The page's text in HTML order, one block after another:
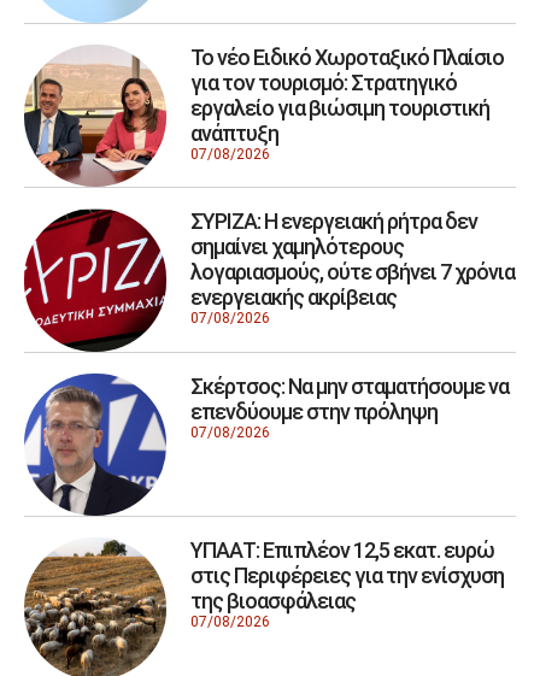
Το νέο Ειδικό Χωροταξικό Πλαίσιο
για τον τουρισμό: Στρατηγικό
εργαλείο για βιώσιμη τουριστική
ανάπτυξη
07/08/2026
ΣΥΡΙΖΑ: Η ενεργειακή ρήτρα δεν
σημαίνει χαμηλότερους
λογαριασμούς, ούτε σβήνει 7 χρόνια
ενεργειακής ακρίβειας
07/08/2026
Σκέρτσος: Να μην σταματήσουμε να
επενδύουμε στην πρόληψη
07/08/2026
ΥΠΑΑΤ: Επιπλέον 12,5 εκατ. ευρώ
στις Περιφέρειες για την ενίσχυση
της βιοασφάλειας
07/08/2026